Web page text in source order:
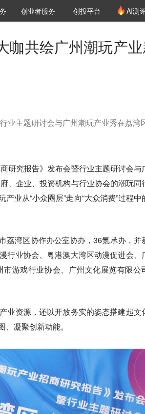
库
推介
创投氪堂
创业者服务 创投平台 AI测
咖共绘广州潮玩产
业主题研讨会与广州潮玩产业秀在荔湾
研究报告》发布会暨行业主题研讨会与
、企业、投资机构与行业协会的潮玩同
业从“小众圈层”走向“大众消费”过程中
荔湾区协作办公室协办，36氪承办，并
行业协会、粤港澳大湾区动漫促进会、
游戏行业协会、广州文化展览有限公
资源，还以开放务实的姿态搭建起文
凝聚创新动能。